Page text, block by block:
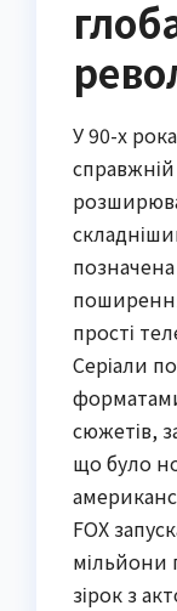
У 90-х
позначена
прості
Серіали
сюжетів,
що було
FOX
мільйони
зірок з